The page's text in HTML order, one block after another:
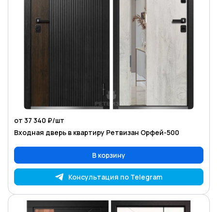
от 37 340 ₽/шт
Входная дверь в квартиру Ретвизан Орфей-500
В корзину
Консультация по Telegram